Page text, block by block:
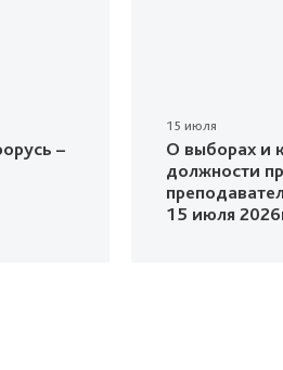
–
15 июля
О выборах и
должности
15 июля